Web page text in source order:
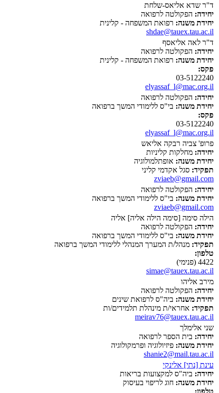
ד"ר שדא אליאס-שלחת
יחידה: הפקולטה לרפואה
יחידת משנה: רפואת המשפחה - קלינית
shdae@tauex.tau.ac.il
ד"ר לאה אליאסף
יחידה: הפקולטה לרפואה
יחידת משנה: רפואת המשפחה - קלינית
פקס:
03-5122240
elyassaf_l@mac.org.il
יחידה: הפקולטה לרפואה
יחידת משנה: בי"ס ללימודי המשך ברפואה
פקס:
03-5122240
elyassaf_l@mac.org.il
פרופ' צביה רבקה אליאש
יחידה: מחלקות קליניות
יחידת משנה: אופתלמולוגיה
תפקיד: סגל אקדמי קליני
zviaeb@gmail.com
יחידה: הפקולטה לרפואה
יחידת משנה: בי"ס ללימודי המשך ברפואה
zviaeb@gmail.com
הילה סימה [סימה הילה אליה] אליה
יחידה: הפקולטה לרפואה
יחידת משנה: בי"ס ללימודי המשך ברפואה
תפקיד: מנהל/ת המערך המנהלי ללימודי המשך ברפואה
טלפון:
4422 (פנימי)
simae@tauex.tau.ac.il
מירב אליהו
יחידה: הפקולטה לרפואה
יחידת משנה: ביה"ס לרפואת שינים
תפקיד: אחראי/ת מינהלת תלמידים/ות
meirav76@tauex.tau.ac.il
שני אלימלך
יחידה: בית הספר לרפואה
יחידת משנה: פיזיולוגיה ופרמקולוגיה
shanie2@mail.tau.ac.il
עינת [נתי] אלינקי
יחידה: ביה"ס למקצועות בריאות
יחידת משנה: חוג לריפוי בעיסוק
טלפון: